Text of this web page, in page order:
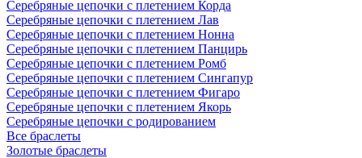
Серебряные цепочки с плетением Корда
Серебряные цепочки с плетением Лав
Серебряные цепочки с плетением Нонна
Серебряные цепочки с плетением Панцирь
Серебряные цепочки с плетением Ромб
Серебряные цепочки с плетением Сингапур
Серебряные цепочки с плетением Фигаро
Серебряные цепочки с плетением Якорь
Серебряные цепочки с родированием
Все браслеты
Золотые браслеты